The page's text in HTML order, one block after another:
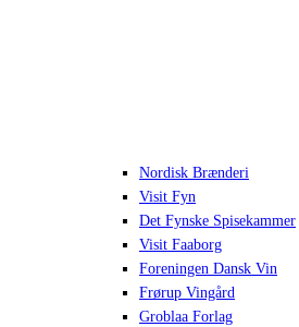
Nordisk Brænderi
Visit Fyn
Det Fynske Spisekammer
Visit Faaborg
Foreningen Dansk Vin
Frørup Vingård
Groblaa Forlag